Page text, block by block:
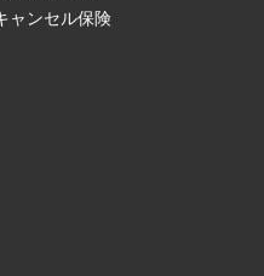
ャンセル保険